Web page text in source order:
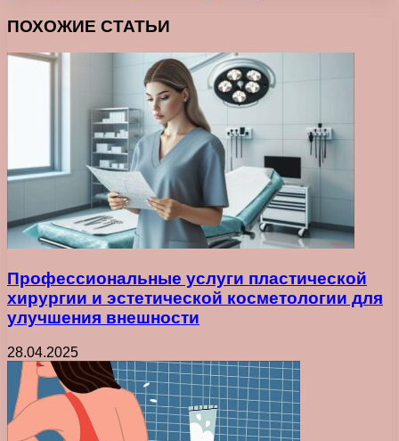
ПОХОЖИЕ СТАТЬИ
Профессиональные услуги пластической
хирургии и эстетической косметологии для
улучшения внешности
28.04.2025